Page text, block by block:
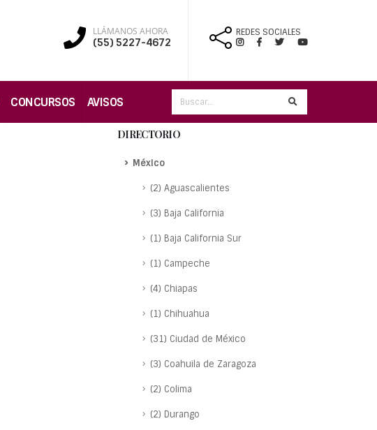
LLÁMANOS AHORA
(55) 5227-4672
REDES SOCIALES
CONCURSOS AVISOS
DIRECTORIO
México
(2) Aguascalientes
(3) Baja California
(1) Baja California Sur
(1) Campeche
(4) Chiapas
(1) Chihuahua
(31) Ciudad de México
(3) Coahuila de Zaragoza
(2) Colima
(2) Durango